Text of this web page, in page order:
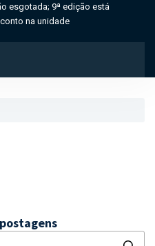
esgotada; 9ª edição está
na unidade